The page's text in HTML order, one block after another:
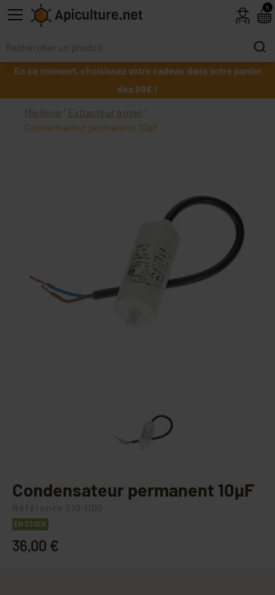
Skip to main content
En ce moment, choisissez votre cadeau dans votre panier
dès 99€ !
Miellerie
Extracteur à miel
Condensateur permanent 10µF
Condensateur permanent 10µF
Référence 210-1100
EN STOCK
36,00 €
5